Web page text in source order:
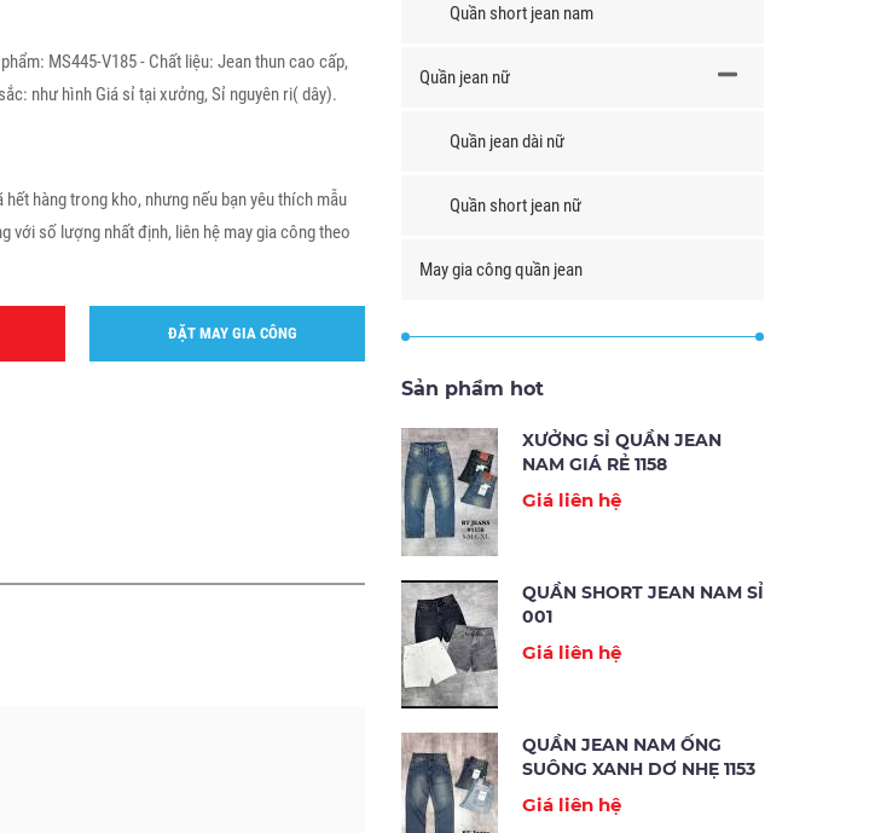
MS445-V185 - Chất liệu: Jean thun cao cấp,
như hình Giá sỉ tại xưởng, Sỉ nguyên ri( dây).
hết hàng trong kho, nhưng nếu bạn yêu thích mẫu
với số lượng nhất định, liên hệ may gia công theo
ĐẶT MAY GIA CÔNG
Quần short jean nam
Quần jean nữ
Quần jean dài nữ
Quần short jean nữ
May gia công quần jean
Sản phẩm hot
XƯỞNG SỈ QUẦN JEAN
NAM GIÁ RẺ 1158
Giá liên hệ
QUẦN SHORT JEAN NAM SỈ
001
Giá liên hệ
QUẦN JEAN NAM ỐNG
SUÔNG XANH DƠ NHẸ 1153
Giá liên hệ